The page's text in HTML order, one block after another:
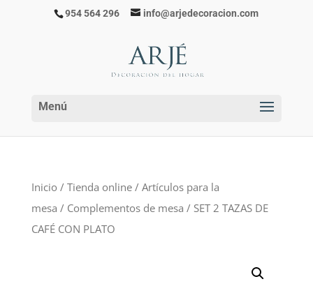
954 564 296 info@arjedecoracion.com
Inicio / Tienda online/ Artículos para la
mesa / Complementos de mesa / SET 2 TAZAS DE
CAFÉ CON PLATO